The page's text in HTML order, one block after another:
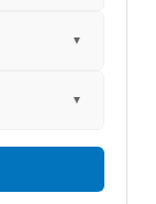
▼
▼